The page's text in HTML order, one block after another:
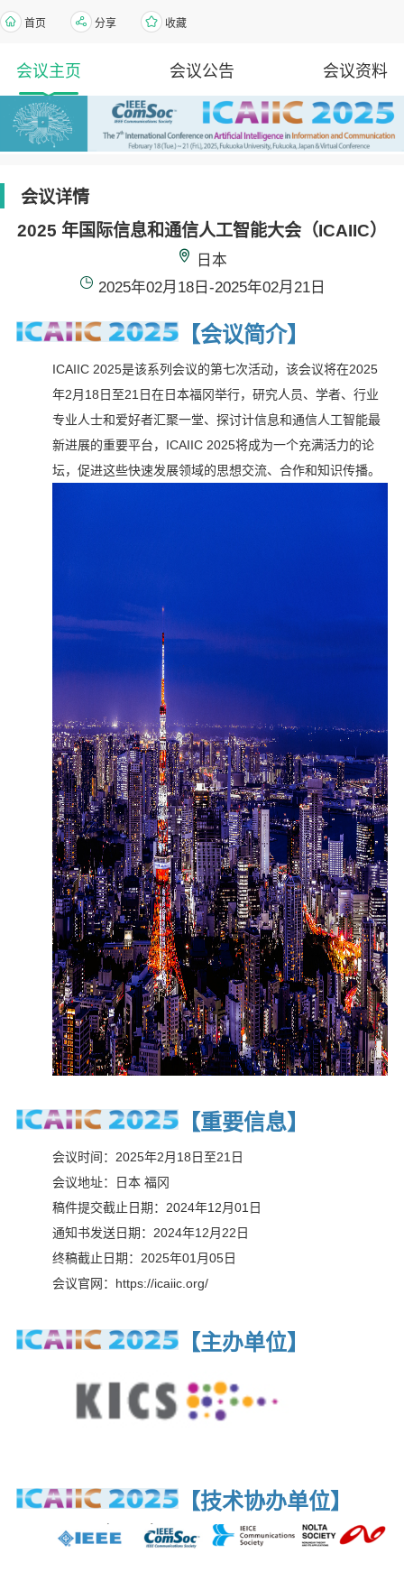
首页 分享 收藏
会议主页 会议公告 会议资料
会议详情
2025 年国际信息和通信人工智能大会（ICAIIC）
日本
2025年02月18日-2025年02月21日
【会议简介】
ICAIIC 2025是该系列会议的第七次活动，该会议将在2025
年2月18日至21日在日本福冈举行，研究人员、学者、行业
专业人士和爱好者汇聚一堂、探讨计信息和通信人工智能最
新进展的重要平台，ICAIIC 2025将成为一个充满活力的论
坛，促进这些快速发展领域的思想交流、合作和知识传播。
【重要信息】
会议时间：2025年2月18日至21日
会议地址：日本 福冈
稿件提交截止日期：2024年12月01日
通知书发送日期：2024年12月22日
终稿截止日期：2025年01月05日
会议官网：https://icaiic.org/
【主办单位】
【技术协办单位】